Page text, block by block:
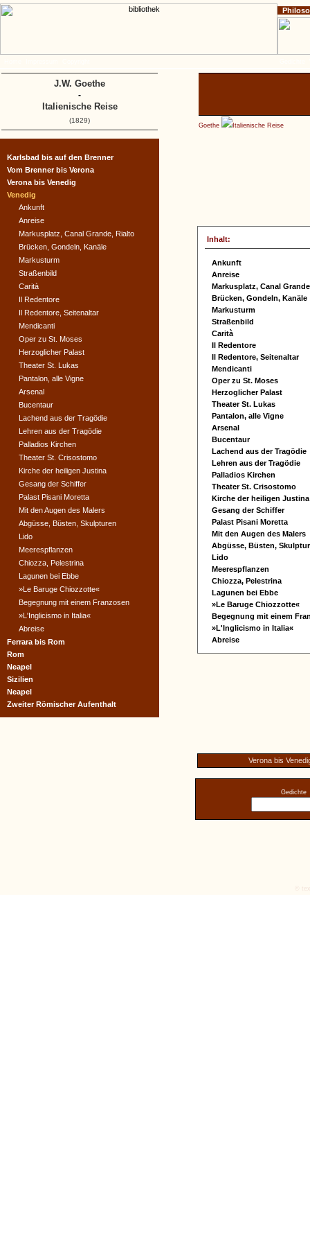
Goethe Italienische Reise
Inhalt:
Ankunft
Anreise
Markusplatz, Canal
Brücken, Gondeln, Kanäle
Markusturm
Straßenbild
Carità
Il Redentore
Il Redentore, Seitenaltar
Mendicanti
Oper zu St. Moses
Herzoglicher Palast
Theater St. Lukas
Pantalon, alle Vigne
Arsenal
Bucentaur
Lachend aus der Tragödie
Lehren aus der Tragödie
Palladios Kirchen
Theater St. Crisostomo
Kirche der heiligen Justina
Gesang der Schiffer
Palast Pisani Moretta
Mit den Augen des Malers
Abgüsse, Büsten,
Lido
Meerespflanzen
Chiozza, Pelestrina
Lagunen bei Ebbe
»Le Baruge Chiozzotte«
Begegnung mit einem
»L'Inglicismo in Italia«
Abreise
Verona bis
Gedichte
Karlsbad bis auf den Brenner
Vom Brenner bis Verona
Verona bis Venedig
Venedig
Ankunft
Anreise
Markusplatz, Canal Grande, Rialto
Brücken, Gondeln, Kanäle
Markusturm
Straßenbild
Carità
Il Redentore
Il Redentore, Seitenaltar
Mendicanti
Oper zu St. Moses
Herzoglicher Palast
Theater St. Lukas
Pantalon, alle Vigne
Arsenal
Bucentaur
Lachend aus der Tragödie
Lehren aus der Tragödie
Palladios Kirchen
Theater St. Crisostomo
Kirche der heiligen Justina
Gesang der Schiffer
Palast Pisani Moretta
Mit den Augen des Malers
Abgüsse, Büsten, Skulpturen
Lido
Meerespflanzen
Chiozza, Pelestrina
Lagunen bei Ebbe
»Le Baruge Chiozzotte«
Begegnung mit einem Franzosen
»L'Inglicismo in Italia«
Abreise
Ferrara bis Rom
Rom
Neapel
Sizilien
Neapel
Zweiter Römischer Aufenthalt
J.W. Goethe
-
Italienische Reise
(1829)